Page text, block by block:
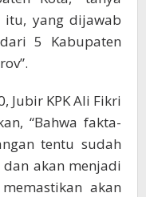
itu, yang dijawab
5 Kabupaten
Jubir KPK Ali Fikri
“Bahwa fakta-
tentu sudah
dan akan menjadi
akan